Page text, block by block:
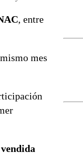
, entre
mes